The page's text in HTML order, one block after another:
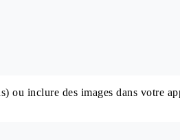
ou inclure des images dans votre